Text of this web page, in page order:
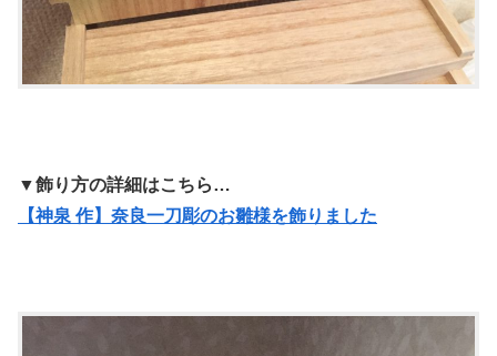
▼飾り方の詳細はこちら…
【神泉 作】奈良一刀彫のお雛様を飾りました